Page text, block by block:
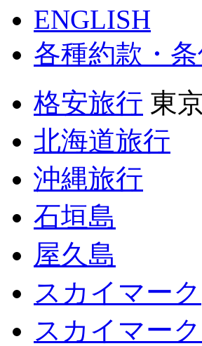
ENGLISH
各種約款・
格安旅行 東
北海道旅行
沖縄旅行
石垣島
屋久島
スカイマーク
スカイマーク